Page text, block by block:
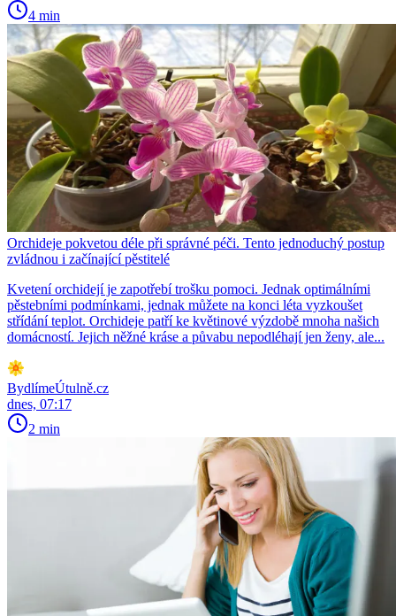
4 min
Orchideje pokvetou déle při správné péči. Tento jednoduchý postup
zvládnou i začínající pěstitelé
Kvetení orchidejí je zapotřebí trošku pomoci. Jednak optimálními
pěstebními podmínkami, jednak můžete na konci léta vyzkoušet
střídání teplot. Orchideje patří ke květinové výzdobě mnoha našich
domácností. Jejich něžné kráse a půvabu nepodléhají jen ženy, ale...
BydlímeÚtulně.cz
dnes, 07:17
2 min